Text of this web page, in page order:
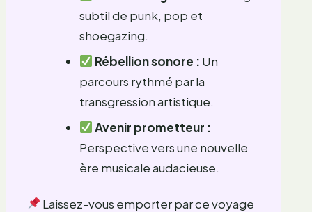
subtil de punk, pop et
shoegazing.
Rébellion sonore : Un
parcours rythmé par la
transgression artistique.
Avenir prometteur :
Perspective vers une nouvelle
ère musicale audacieuse.
Laissez-vous emporter par ce voyage